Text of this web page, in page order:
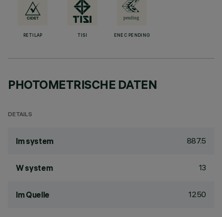
RETILAP TISI ENEC PENDING
PHOTOMETRISCHE DATEN
DETAILS
lm system 887.5
W system 13
lm Quelle 1250